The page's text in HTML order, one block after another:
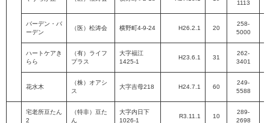
1113
バーデン・バ
ーデン
（医）松涛会 横野町4-9-24 H26.2.1 20
258-
5000
ハートケアき
らら
（有）ライフ
プラス
大字福江
1425-1
H23.6.1 31
262-
3401
花水木
（株）オアシ
ス
大字吉母218 H24.7.1 60
249-
5588
宅老所豆たん
2
（特非）豆た
ん​
大字内日下
1026-1​
R3.11.1 10
289-
2698​